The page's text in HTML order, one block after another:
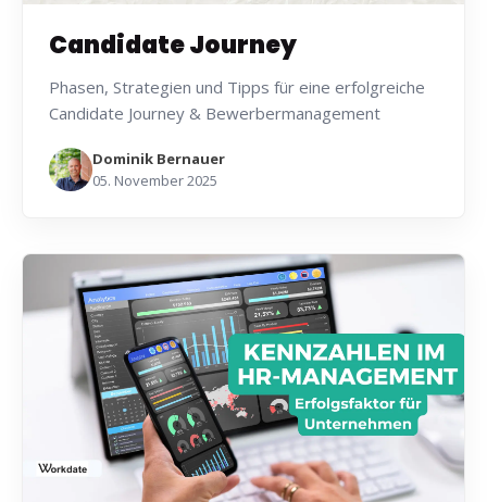
Candidate Journey
Phasen, Strategien und Tipps für eine erfolgreiche
Candidate Journey & Bewerbermanagement
Dominik Bernauer
05. November 2025